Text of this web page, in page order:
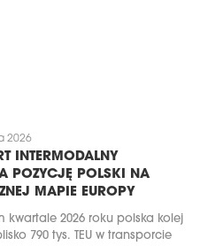
2026
INTERMODALNY
POZYCJĘ POLSKI NA
MAPIE EUROPY
kwartale 2026 roku polska kolej
790 tys. TEU w transporcie